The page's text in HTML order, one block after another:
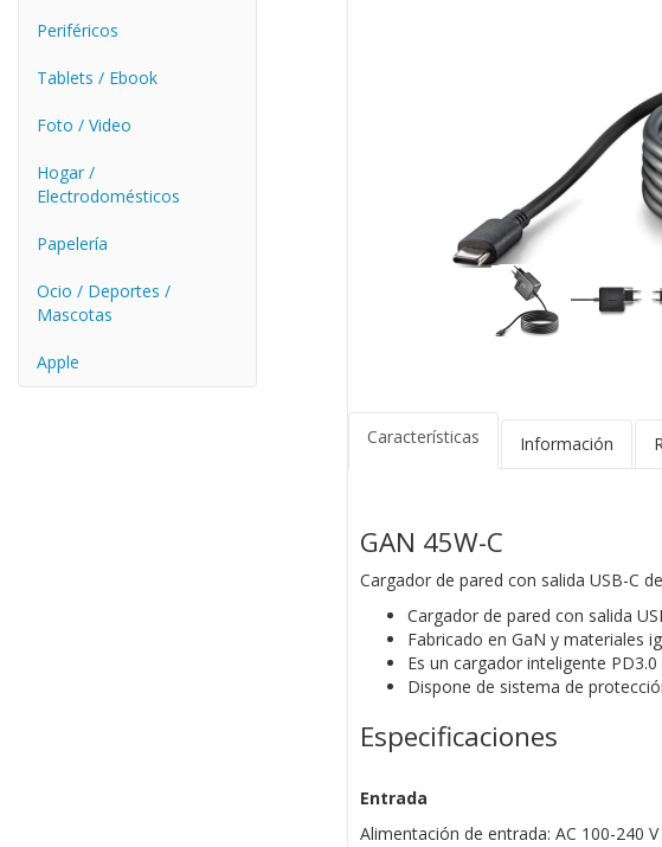
Periféricos
Tablets / Ebook
Foto / Video
Hogar /
Electrodomésticos
Papelería
Ocio / Deportes /
Mascotas
Apple
Características Información
GAN 45W-C
Cargador de pared con salida USB-C
Cargador de pared con salida
Fabricado en GaN y materiales
Es un cargador inteligente
Dispone de sistema de
Especificaciones
Entrada
Alimentación de entrada: AC 100-240